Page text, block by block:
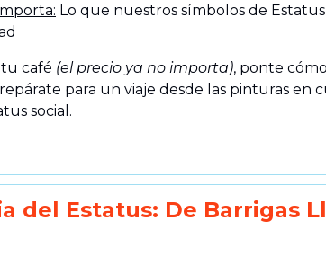
Lo que nuestros símbolos de
café (el precio ya no importa), ponte
para un viaje desde las pinturas en
social.
del Estatus: De Barrigas